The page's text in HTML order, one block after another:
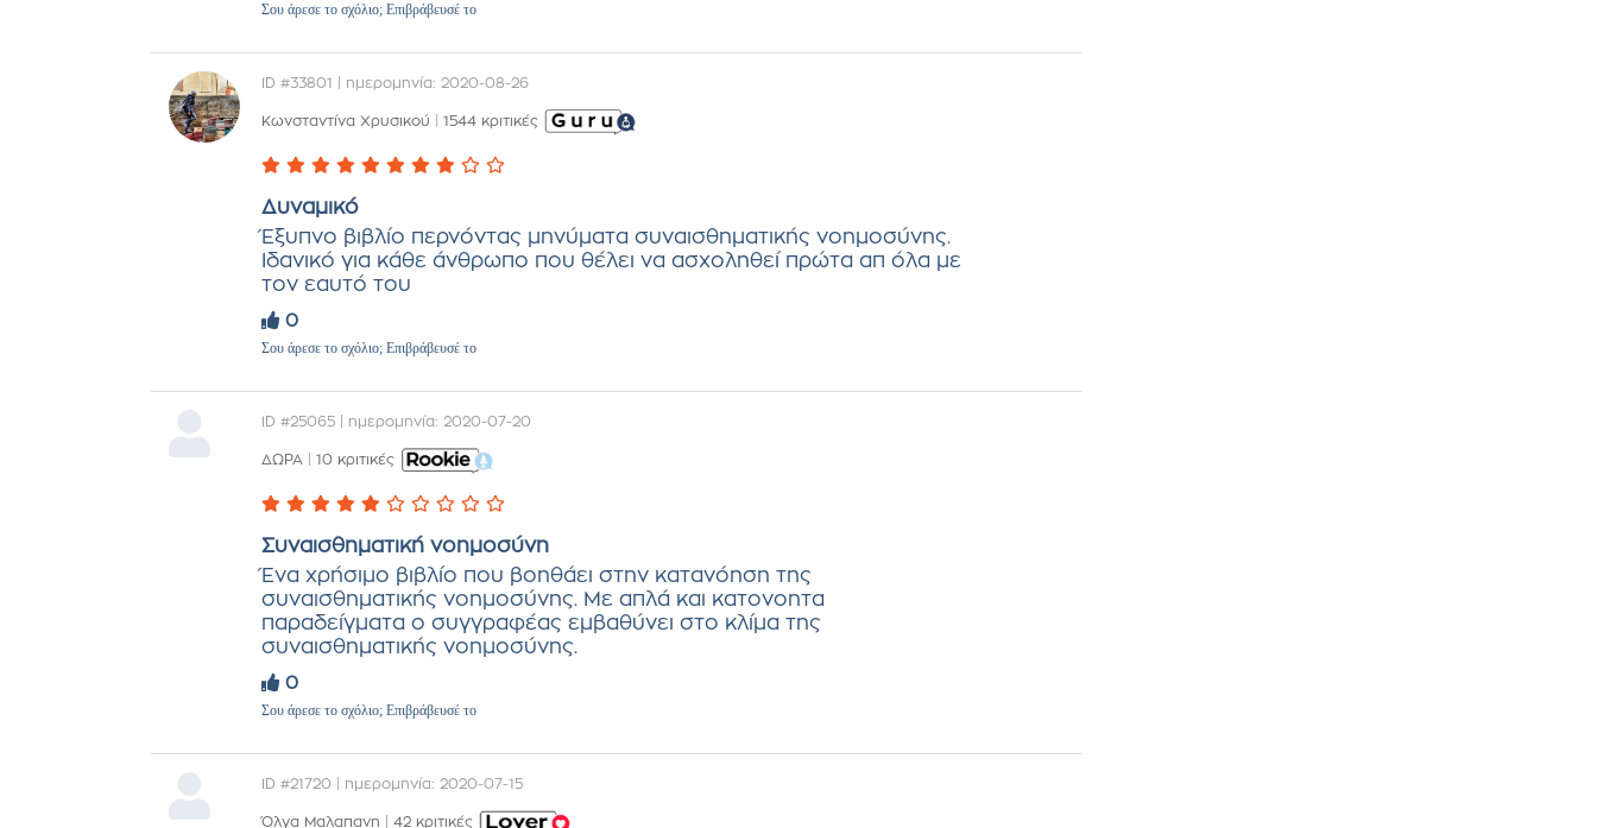
Σου άρεσε το σχόλιο; Επιβράβευσέ το
ID #33801 | ημερομηνία: 2020-08-26
Κωνσταντίνα Χρυσικού 1544 κριτικές
Δυναμικό
Έξυπνο βιβλίο περνόντας μηνύματα συναισθηματικής νοημοσύνης.
Ιδανικό για κάθε άνθρωπο που θέλει να ασχοληθεί πρώτα απ όλα με
τον εαυτό του
0
Σου άρεσε το σχόλιο; Επιβράβευσέ το
ID #25065 | ημερομηνία: 2020-07-20
ΔΩΡΑ 10 κριτικές
Συναισθηματική νοημοσύνη
Ένα χρήσιμο βιβλίο που βοηθάει στην κατανόηση της
συναισθηματικής νοημοσύνης. Με απλά και κατονοητα
παραδείγματα ο συγγραφέας εμβαθύνει στο κλίμα της
συναισθηματικής νοημοσύνης.
0
Σου άρεσε το σχόλιο; Επιβράβευσέ το
ID #21720 | ημερομηνία: 2020-07-15
Όλγα Μαλαπανη 42 κριτικές